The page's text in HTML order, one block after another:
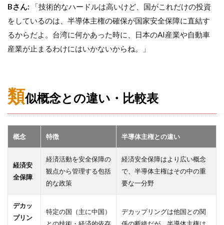
Bさん: 「技術的なハードルは高いけど、国がこれだけの投資
をしているのは、半導体主権の確保が国家安全保障に直結す
るからだよ。台湾に何かあった時に、日本のAI産業や自動車
産業が止まるわけにはいかないからね。」
類似概念との違い・比較表
概念 特徴 半導体主権との違い
経済安
全保障
経済活動を安全保障の
観点から管理する包括
的な政策
経済安全保障はより広い概念
で、半導体主権はその中の重
要な一分野
デカッ
プリン
特定の国（主に中国）
デカップリングは他国との関